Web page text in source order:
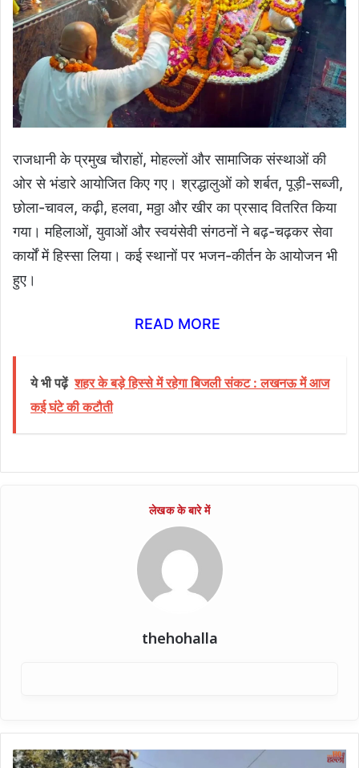
राजधानी के प्रमुख चौराहों, मोहल्लों और सामाजिक संस्थाओं की
ओर से भंडारे आयोजित किए गए। श्रद्धालुओं को शर्बत, पूड़ी-सब्जी,
छोला-चावल, कढ़ी, हलवा, मठ्ठा और खीर का प्रसाद वितरित किया
गया। महिलाओं, युवाओं और स्वयंसेवी संगठनों ने बढ़-चढ़कर सेवा
कार्यों में हिस्सा लिया। कई स्थानों पर भजन-कीर्तन के आयोजन भी
हुए।
READ MORE
ये भी पढ़ें शहर के बड़े हिस्से में रहेगा बिजली संकट : लखनऊ में आज
कई घंटे की कटौती
thehohalla
अयोध्या-